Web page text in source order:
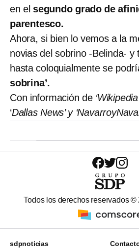
en el segundo grado de
parentesco.
Ahora, si bien lo vemos a la
novias del sobrino -Belinda- y
hasta coloquialmente se
sobrina’.
Con información de
‘Dallas News’ y
Todos los derechos reservados ©
sdpnoticias